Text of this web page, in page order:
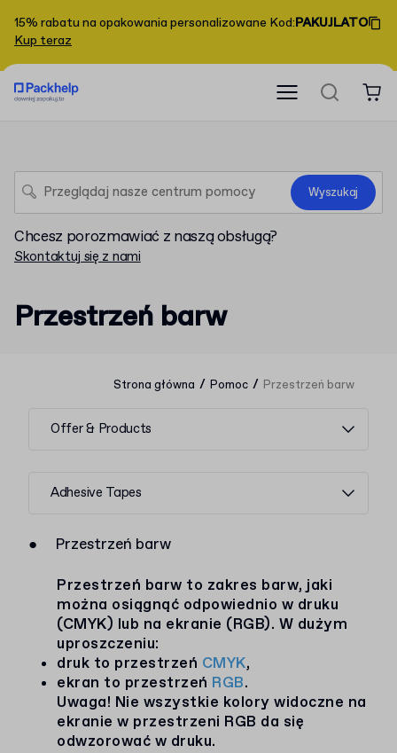
15% rabatu na opakowania personalizowane Kod:PAKUJLATO
Kup teraz
Wyszukaj
Chcesz porozmawiać z naszą obsługą?
Skontaktuj się z nami
Przestrzeń barw
Strona główna / Pomoc / Przestrzeń barw
Offer & Products
Adhesive Tapes
●
Przestrzeń barw
Przestrzeń barw to zakres barw, jaki
można osiągnąć odpowiednio w druku
(CMYK) lub na ekranie (RGB). W dużym
uproszczeniu:
druk to przestrzeń CMYK,
ekran to przestrzeń RGB.
Uwaga! Nie wszystkie kolory widoczne na
ekranie w przestrzeni RGB da się
odwzorować w druku.